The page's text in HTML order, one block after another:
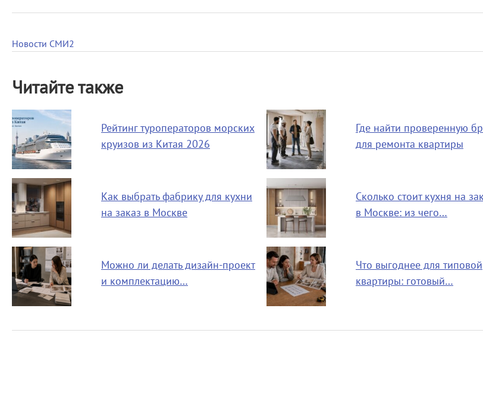
Новости СМИ2
Читайте также
Рейтинг туроператоров морских
круизов из Китая 2026
Где найти проверенную
для ремонта квартиры
Как выбрать фабрику для кухни
на заказ в Москве
Сколько стоит кухня на
в Москве: из чего…
Можно ли делать дизайн-проект
и комплектацию…
Что выгоднее для типовой
квартиры: готовый…